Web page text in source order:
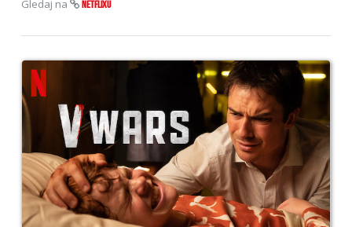
Gledaj na
NETFLIXU